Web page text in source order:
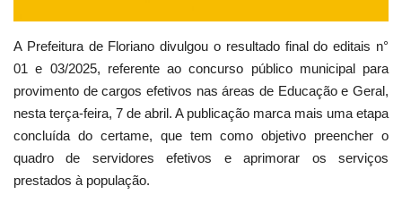
A Prefeitura de Floriano divulgou o resultado final do editais n°
01 e 03/2025, referente ao concurso público municipal para
provimento de cargos efetivos nas áreas de Educação e Geral,
nesta terça-feira, 7 de abril. A publicação marca mais uma etapa
concluída do certame, que tem como objetivo preencher o
quadro de servidores efetivos e aprimorar os serviços
prestados à população.